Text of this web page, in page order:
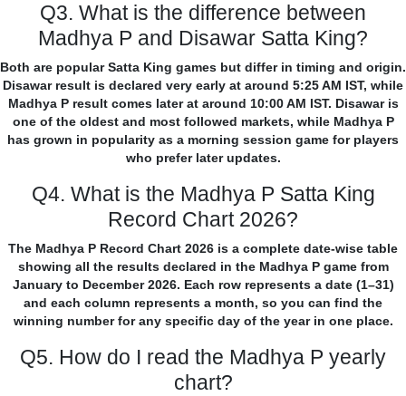
Q3. What is the difference between
Madhya P and Disawar Satta King?
Both are popular Satta King games but differ in timing and origin.
Disawar result is declared very early at around 5:25 AM IST, while
Madhya P result comes later at around 10:00 AM IST. Disawar is
one of the oldest and most followed markets, while Madhya P
has grown in popularity as a morning session game for players
who prefer later updates.
Q4. What is the Madhya P Satta King
Record Chart 2026?
The Madhya P Record Chart 2026 is a complete date-wise table
showing all the results declared in the Madhya P game from
January to December 2026. Each row represents a date (1–31)
and each column represents a month, so you can find the
winning number for any specific day of the year in one place.
Q5. How do I read the Madhya P yearly
chart?